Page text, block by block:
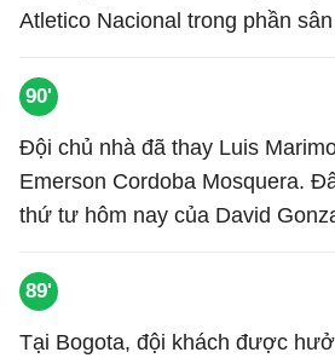
Atletico Nacional trong phần
90'
Đội chủ nhà đã thay Luis
Emerson Cordoba Mosquera.
thứ tư hôm nay của David
89'
Tại Bogota, đội khách được